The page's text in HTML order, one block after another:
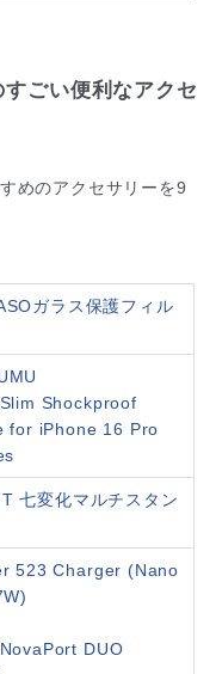
ごい便利なアクセ
めのアクセサリーを9
ガラス保護フィル
Shockproof
for iPhone 16 Pro
七変化マルチスタン
523 Charger (Nano
DUO